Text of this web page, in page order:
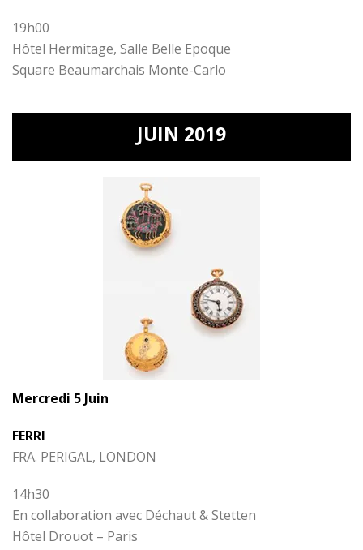
19h00
Hôtel Hermitage, Salle Belle Epoque
Square Beaumarchais Monte-Carlo
JUIN 2019
Mercredi 5 Juin
FERRI
FRA. PERIGAL, LONDON
14h30
En collaboration avec Déchaut & Stetten
Hôtel Drouot – Paris